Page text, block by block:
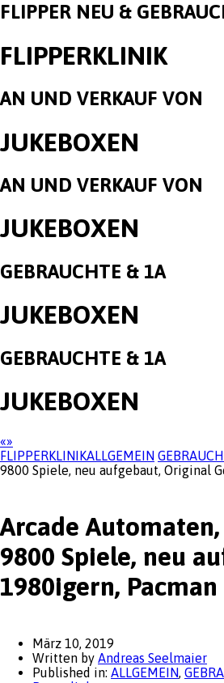
FLIPPER NEU &
FLIPPERKLINIK
AN UND VERKAUF VON
JUKEBOXEN
AN UND VERKAUF VON
JUKEBOXEN
GEBRAUCHTE & 1A
JUKEBOXEN
GEBRAUCHTE & 1A
JUKEBOXEN
«»
FLIPPERKLINIKALLGEMEIN
9800 Spiele, neu aufgebaut, Original
Arcade
9800 Spiele, neu
1980igern,
März 10, 2019
Written by Andreas Seelmaier
Published in: ALLGEMEIN,